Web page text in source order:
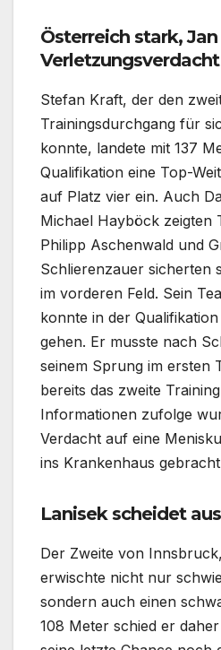
Österreich stark,
Stefan Kraft, der den
Trainingsdurchgang für
konnte, landete mit 137
Qualifikation eine Top-
auf Platz vier ein. Auch
Michael Hayböck zeigten
Philipp Aschenwald und
Schlierenzauer sicherten
im vorderen Feld. Sein
konnte in der
gehen. Er musste nach
seinem Sprung im ersten
bereits das zweite
Informationen zufolge
Verdacht auf eine
ins Krankenhaus
Lanisek scheidet aus
Der Zweite von
erwischte nicht nur
sondern auch einen
108 Meter schied er